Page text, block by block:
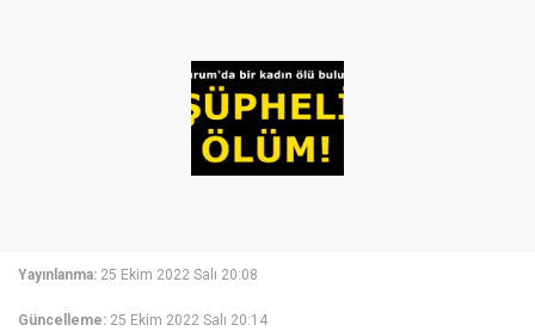
Yayınlanma: 25 Ekim 2022 Salı 20:08
Güncelleme: 25 Ekim 2022 Salı 20:14